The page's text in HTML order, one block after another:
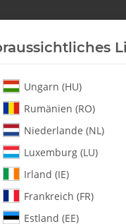
Helikopter Turbine
schwarz - Set
127-
Ungarn (HU)
Rumänien (RO)
Niederlande (NL)
Luxemburg (LU)
Irland (IE)
Frankreich (FR)
Estland (EE)